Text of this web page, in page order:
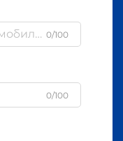
0/100
0/100